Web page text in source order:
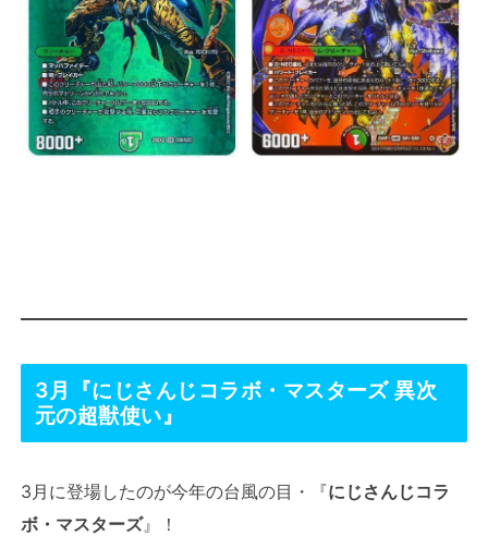
3月『にじさんじコラボ・マスターズ 異次
元の超獣使い』
3月に登場したのが今年の台風の目・『にじさんじコラ
ボ・マスターズ』！